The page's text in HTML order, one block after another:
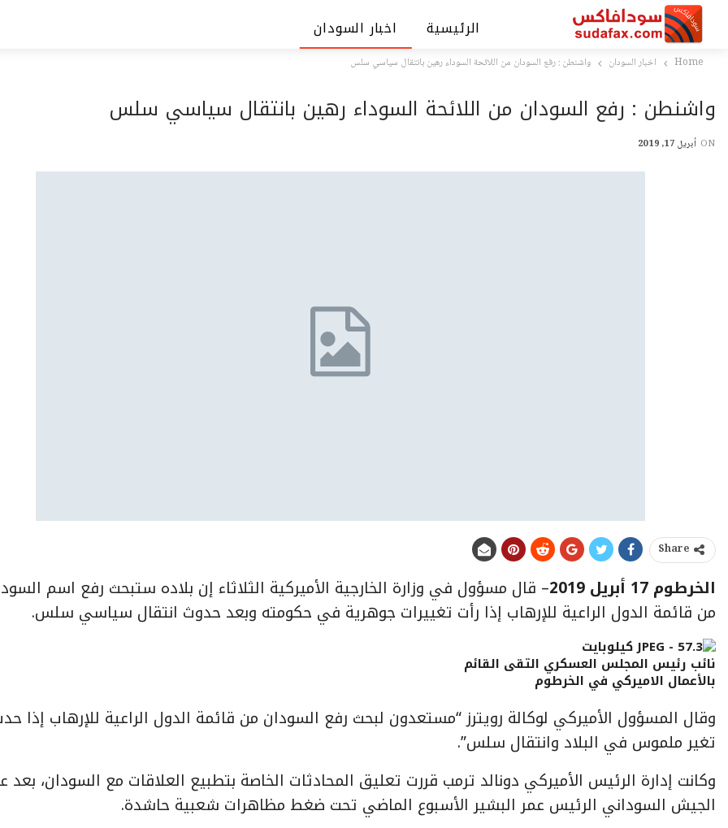
الرئيسية اخبار السودان
Home اخبار السودان واشنطن : رفع السودان من اللائحة السوداء رهين بانتقال سياسي سلس
واشنطن : رفع السودان من اللائحة السوداء رهين بانتقال سياسي سلس
ON أبريل 17, 2019
Share
الخرطوم 17 أبريل 2019
– قال مسؤول في وزارة الخارجية الأميركية الثلاثاء إن بلاده ستبحث رفع اسم
من قائمة الدول الراعية للإرهاب إذا رأت تغييرات جوهرية في حكومته وبعد حدوث انتقال سياسي سلس.
نائب رئيس المجلس العسكري التقى القائم
بالأعمال الاميركي في الخرطوم
وقال المسؤول الأميركي لوكالة رويترز “مستعدون لبحث رفع السودان من قائمة الدول الراعية للإرهاب إذا
تغير ملموس في البلاد وانتقال سلس”.
وكانت إدارة الرئيس الأميركي دونالد ترمب قررت تعليق المحادثات الخاصة بتطبيع العلاقات مع السودان، بعد
الجيش السوداني الرئيس عمر البشير الأسبوع الماضي تحت ضغط مظاهرات شعبية حاشدة.